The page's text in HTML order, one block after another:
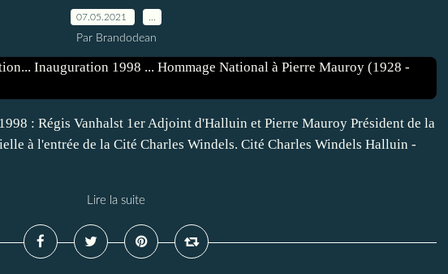
07.05.2021
Par Brandodean
: Régis Vanhalst 1er Adjoint d'Halluin et Pierre Mauroy Président de la
à l'entrée de la Cité Charles Windels. Cité Charles Windels Halluin -
Lire la suite